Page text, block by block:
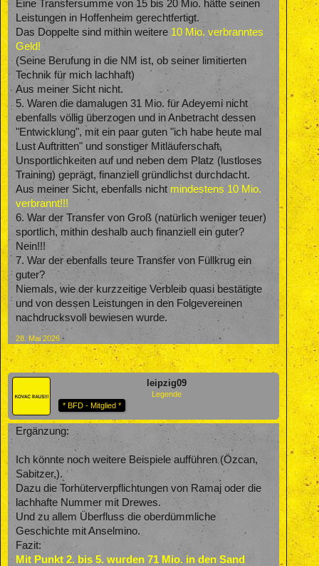
Eine Transfersumme von 15 bis 20 Mio. hätte seinen
Leistungen in Hoffenheim gerechtfertigt.
Das Doppelte sind mithin weitere 10 Mio. verbranntes
Geld!
(Seine Berufung in die NM ist, ob seiner limitierten
Technik für mich lachhaft)
Aus meiner Sicht nicht.
5. Waren die damalugen 31 Mio. für Adeyemi nicht
ebenfalls völlig überzogen und in Anbetracht dessen
"Entwicklung", mit ein paar guten "ich habe heute mal
Lust Auftritten" und sonstiger Mitläuferschaft,
Unsportlichkeiten auf und neben dem Platz (lustloses
Training) geprägt, finanziell gründlichst durchdacht.
Aus meiner Sicht, ebenfalls nicht mindestens 10 Mio.
verbrannt!!!
6. War der Transfer von Groß (natürlich weniger teuer)
sportlich, mithin deshalb auch finanziell ein guter?
Nein!!!
7. War der ebenfalls teure Transfer von Füllkrug ein
guter?
Niemals, wie der kurzzeitige Verbleib quasi bestätigte
und von dessen Leistungen in den Folgevereinen
nachdrucksvoll bewiesen wurde.
28. Mai 2026
leipzig09
Legende
* BFD - Mitglied *
Ergänzung:
Ich könnte noch weitere Beispiele aufführen (Özcan,
Sabitzer,).
Dazu die Torhüterverpflichtungen von Ramaj oder die
lachhafte Nummer mit Drewes.
Und zu allem Überfluss die oberdümmliche
Geschichte mit Anselmino.
Fazit:
Mit Punkt 2. bis 5. wurden 71 Mio. in den Sand